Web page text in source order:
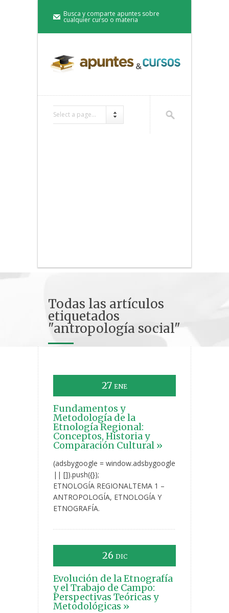
Busca y comparte apuntes sobre
cualquier curso o materia
Select a page...
Todas las artículos
etiquetados
"antropología social"
27 ENE
Fundamentos y
Metodología de la
Etnología Regional:
Conceptos, Historia y
Comparación Cultural »
(adsbygoogle = window.adsbygoogle
|| []).push({});
ETNOLOGÍA REGIONALTEMA 1 –
ANTROPOLOGÍA, ETNOLOGÍA Y
ETNOGRAFÍA.
26 DIC
Evolución de la Etnografía
y el Trabajo de Campo:
Perspectivas Teóricas y
Metodológicas »